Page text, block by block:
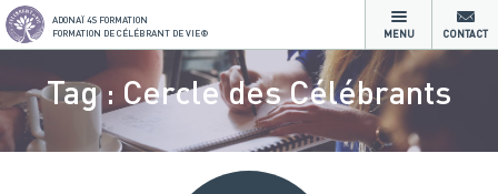
ADONAÏ 4S FORMATION
FORMATION DE CÉLÉBRANT DE VIE®
CONTACT
MENU
Tag : Cercle des Célébrants